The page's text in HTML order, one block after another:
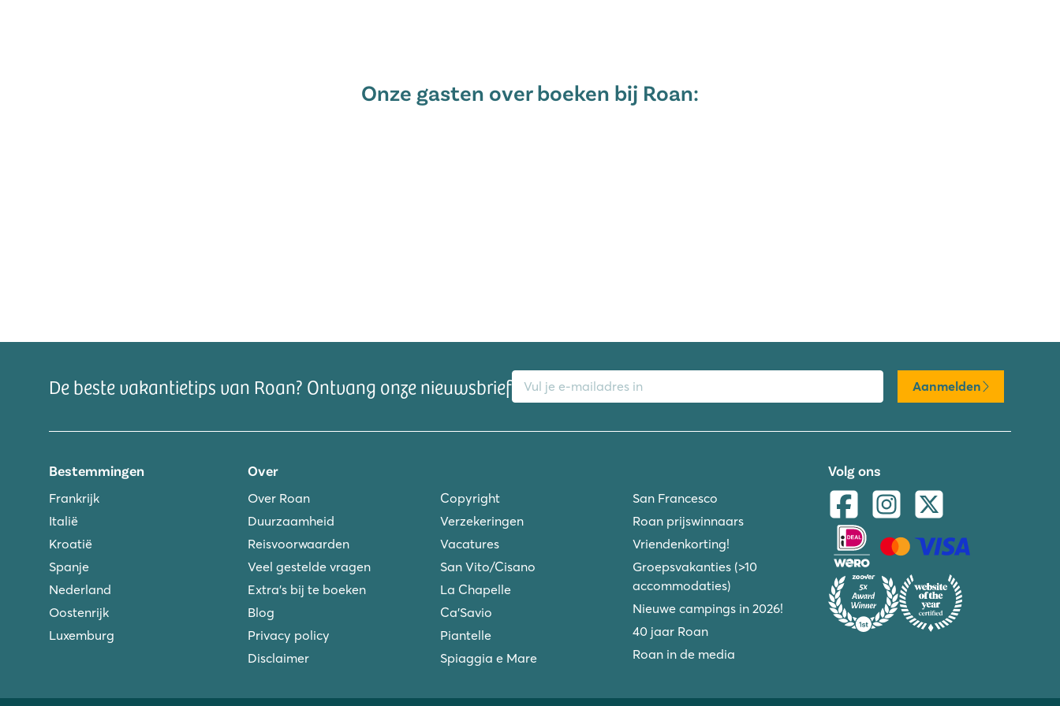
met een kathedraal en een historisch centrum. Een bezoek waard dus!Onze gasten over boeken bij Roan:
De beste vakantietips van Roan? Ontvang onze nieuwsbrief
E-mailadres
Aanmelden
Bestemmingen
Frankrijk
Italië
Kroatië
Spanje
Nederland
Oostenrijk
Luxemburg
Over
Over Roan
Duurzaamheid
Reisvoorwaarden
Veel gestelde vragen
Extra's bij te boeken
Blog
Privacy policy
Disclaimer
Copyright
Verzekeringen
Vacatures
San Vito/Cisano
La Chapelle
Ca'Savio
Piantelle
Spiaggia e Mare
San Francesco
Roan prijswinnaars
Vriendenkorting!
Groepsvakanties (>10
accommodaties)
Nieuwe campings in 2026!
40 jaar Roan
Roan in de media
Volg ons